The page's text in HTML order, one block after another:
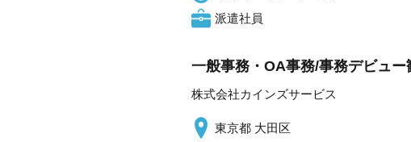
派遣社員
一般事務・OA事務/事務デビュ
株式会社カインズサービス
東京都 大田区